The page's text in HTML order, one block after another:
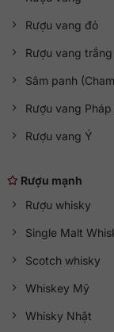
3. Sự phát
Whisky
Single Malt
Singleton là) có
thưởng ấn tượng.
Nổi bật là 2 năm
hạng mục
London,…
So với các dòng
nhà sản xuất ưu
Rượu vang đỏ
Rượu vang trắng
Sâm panh
Rượu vang Pháp
Rượu vang Ý
Rượu mạnh
Rượu whisky
Single Malt
Scotch whisky
Whiskey Mỹ
Whisky Nhật